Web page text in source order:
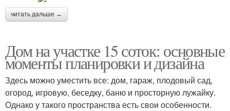
читать дальше →
Дом на участке 15 соток: основные
моменты планировки и дизайна
Здесь можно уместить все: дом, гараж, плодовый сад,
огород, игровую, беседку, баню и просторную лужайку.
Однако у такого пространства есть свои особенности.